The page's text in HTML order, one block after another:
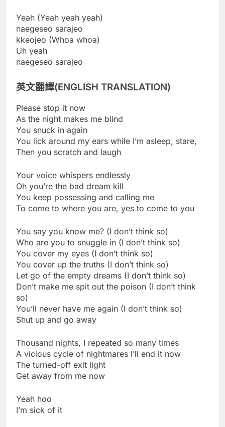
Yeah (Yeah yeah yeah)
naegeseo sarajeo
kkeojeo (Whoa whoa)
Uh yeah
naegeseo sarajeo
英文翻譯(ENGLISH TRANSLATION)
Please stop it now
As the night makes me blind
You snuck in again
You lick around my ears while I’m asleep, stare,
Then you scratch and laugh
Your voice whispers endlessly
Oh you’re the bad dream kill
You keep possessing and calling me
To come to where you are, yes to come to you
You say you know me? (I don’t think so)
Who are you to snuggle in (I don’t think so)
You cover my eyes (I don’t think so)
You cover up the truths (I don’t think so)
Let go of the empty dreams (I don’t think so)
Don’t make me spit out the poison (I don’t think
so)
You’ll never have me again (I don’t think so)
Shut up and go away
Thousand nights, I repeated so many times
A vicious cycle of nightmares I’ll end it now
The turned-off exit light
Get away from me now
Yeah hoo
I’m sick of it